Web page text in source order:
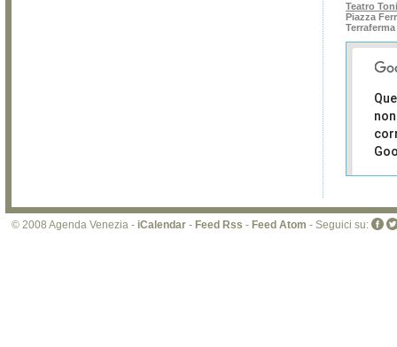
Teatro
Piazza
Terraferma
di
sito
© 2008 Agenda Venezia - iCalendar - Feed Rss - Feed Atom - Seguici su: